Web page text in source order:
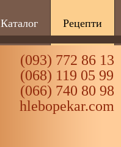
Каталог Рецепти
(093) 772 86 13
(068) 119 05 99
(066) 740 80 98
hlebopekar.com